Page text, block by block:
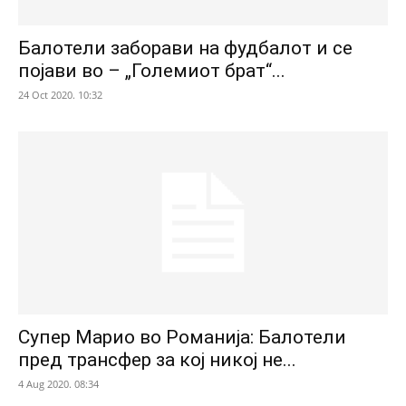
Балотели заборави на фудбалот и се
појави во – „Големиот брат“...
24 Oct 2020. 10:32
Супер Марио во Романија: Балотели
пред трансфер за кој никој не...
4 Aug 2020. 08:34